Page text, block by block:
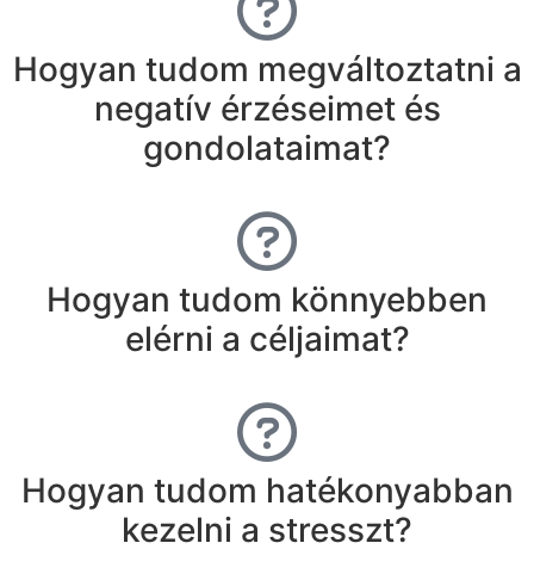
Hogyan tudom megváltoztatni a
negatív érzéseimet és
gondolataimat?
Hogyan tudom könnyebben
elérni a céljaimat?
Hogyan tudom hatékonyabban
kezelni a stresszt?